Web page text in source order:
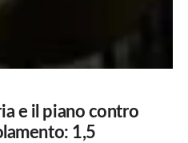
e il piano contro
1,5